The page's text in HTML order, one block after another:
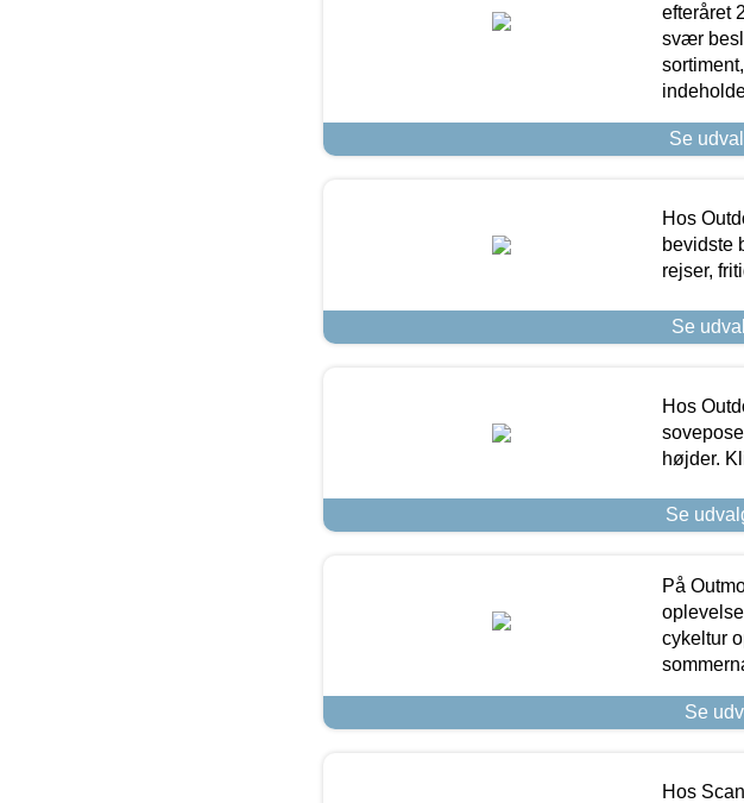
efteråret
svær
Se
Hos
bevidste
rejser,
Se
Hos
højder.
Se
På
cykeltur
Se
Hos